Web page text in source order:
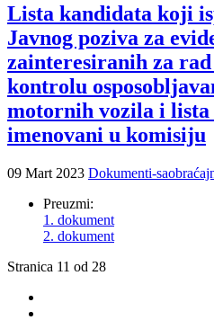
Lista kandidata koji
Javnog poziva za
zainteresiranih za
kontrolu
motornih vozila i
imenovani u komisiju
09 Mart 2023 Dokumenti-
Preuzmi:
1. dokument
2. dokument
Stranica 11 od 28